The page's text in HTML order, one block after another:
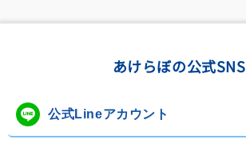
あけらぼの公式SNS
公式Lineアカウント